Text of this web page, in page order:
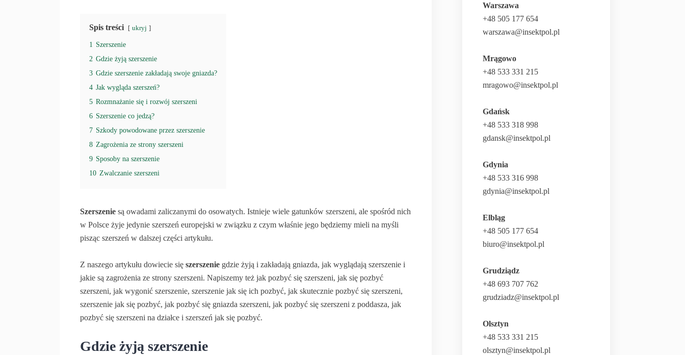
Spis treści ukryj
1 Szerszenie
2 Gdzie żyją szerszenie
3 Gdzie szerszenie zakładają swoje gniazda?
4 Jak wygląda szerszeń?
5 Rozmnażanie się i rozwój szerszeni
6 Szerszenie co jedzą?
7 Szkody powodowane przez szerszenie
8 Zagrożenia ze strony szerszeni
9 Sposoby na szerszenie
10 Zwalczanie szerszeni
Szerszenie są owadami zaliczanymi do osowatych. Istnieje wiele gatunków szerszeni, ale spośród nich
w Polsce żyje jedynie szerszeń europejski w związku z czym właśnie jego będziemy mieli na myśli
pisząc szerszeń w dalszej części artykułu.
Z naszego artykułu dowiecie się szerszenie gdzie żyją i zakładają gniazda, jak wyglądają szerszenie i
jakie są zagrożenia ze strony szerszeni. Napiszemy też jak pozbyć się szerszeni, jak się pozbyć
szerszeni, jak wygonić szerszenie, szerszenie jak się ich pozbyć, jak skutecznie pozbyć się szerszeni,
szerszenie jak się pozbyć, jak pozbyć się gniazda szerszeni, jak pozbyć się szerszeni z poddasza, jak
pozbyć się szerszeni na działce i szerszeń jak się pozbyć.
Gdzie żyją szerszenie
Warszawa
+48 505 177 654
warszawa@insektpol.pl
Mrągowo
+48 533 331 215
mragowo@insektpol.pl
Gdańsk
+48 533 318 998
gdansk@insektpol.pl
Gdynia
+48 533 316 998
gdynia@insektpol.pl
Elbląg
+48 505 177 654
biuro@insektpol.pl
Grudziądz
+48 693 707 762
grudziadz@insektpol.pl
Olsztyn
+48 533 331 215
olsztyn@insektpol.pl